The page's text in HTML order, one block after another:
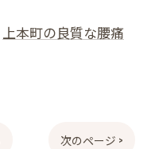
上本町の良質な腰痛
次のページ >